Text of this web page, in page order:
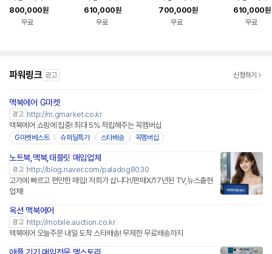
9 터치바 i7-9750H
32G SSD512G Pro
560X 스페이스그레
800,000원
무료
8 터치바 i7-8750H
16G SSD256G Pro
555X 실버 15인치
610,000원
무료
9 터치바 i7-9750H
16G SSD256G Pro
555X 스페이스그레
700,000원
무료
8 터치바
16G
555X 스페
610,000원
무료
파워링크 광고 신청하기
맥북에어 G마켓
광고 http://m.gmarket.co.kr
맥북에어 쇼핑에 집중! 최대 5% 적립해주는 꼭멤버십
G마켓베스트 슈퍼딜특가 스타배송 꼭멤버십
노트북,맥북,태블릿 매입업체
광고 http://blog.naver.com/paladog8030
고가에 빠르고 편안한 매입! 저희가 삽니다!/판매X/17년된 TV,뉴스출현
업체!
옥션 맥북에어
광고 http://mobile.auction.co.kr
맥북에어 오늘주문 내일 도착 스타배송! 무제한 무료배송까지